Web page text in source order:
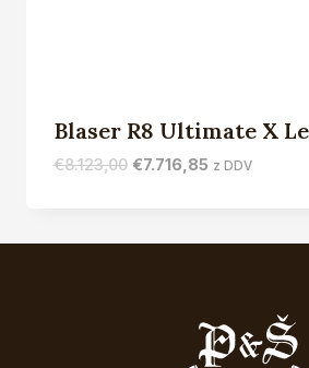
Blaser R8 Ultimate X
€8.123,00 Izvirna
bila:
€7.716,85Trenutna
€7.716,85.
z DDV